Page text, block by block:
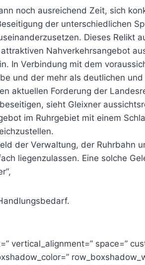
noch ausreichend Zeit, sich
der unterschiedlichen
Dieses Relikt
Nahverkehrsangebot
In Verbindung mit dem
und der mehr als deutlichen und
aktuellen Forderung der
sieht Gleixner
im Ruhrgebiet mit einem
der Verwaltung, der Ruhrbahn
liegenzulassen. Eine solche
vertical_alignment=” space=”